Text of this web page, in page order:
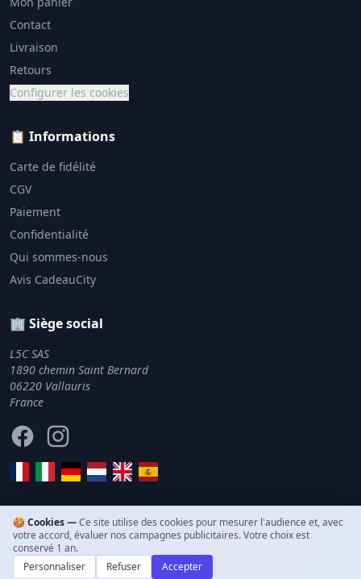
Contact
Livraison
Retours
Configurer les cookies
📋 Informations
Carte de fidélité
CGV
Paiement
Confidentialité
Qui sommes-nous
Avis CadeauCity
🏢 Siège social
L5C SAS
1890 chemin Saint Bernard
06220 Vallauris
France
FacebookInstagram
© 2011–2026 CadeauCity. Tous droits réservés.
🍪 Cookies —Ce site utilise des cookies pour mesurer l'audience et, avec
votre accord, évaluer nos campagnes publicitaires. Votre choix est
conservé 1 an.
Personnaliser
Refuser Accepter